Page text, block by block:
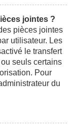
jointes ?
pièces jointes
utilisateur. Les
le transfert
seuls certains
Pour
du